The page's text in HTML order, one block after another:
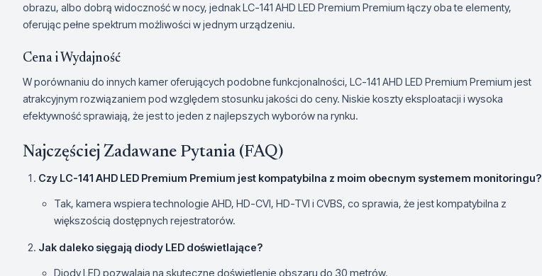
obrazu, albo dobrą widoczność w nocy, jednak LC-141 AHD LED Premium Premium łączy oba te elementy,
oferując pełne spektrum możliwości w jednym urządzeniu.
Cena i Wydajność
W porównaniu do innych kamer oferujących podobne funkcjonalności, LC-141 AHD LED Premium Premium jest
atrakcyjnym rozwiązaniem pod względem stosunku jakości do ceny. Niskie koszty eksploatacji i wysoka
efektywność sprawiają, że jest to jeden z najlepszych wyborów na rynku.
Najczęściej Zadawane Pytania (FAQ)
Czy LC-141 AHD LED Premium Premium jest kompatybilna z moim obecnym systemem monitoringu?
Tak, kamera wspiera technologie AHD, HD-CVI, HD-TVI i CVBS, co sprawia, że jest kompatybilna z
większością dostępnych rejestratorów.
Jak daleko sięgają diody LED doświetlające?
Diody LED pozwalają na skuteczne doświetlenie obszaru do 30 metrów.